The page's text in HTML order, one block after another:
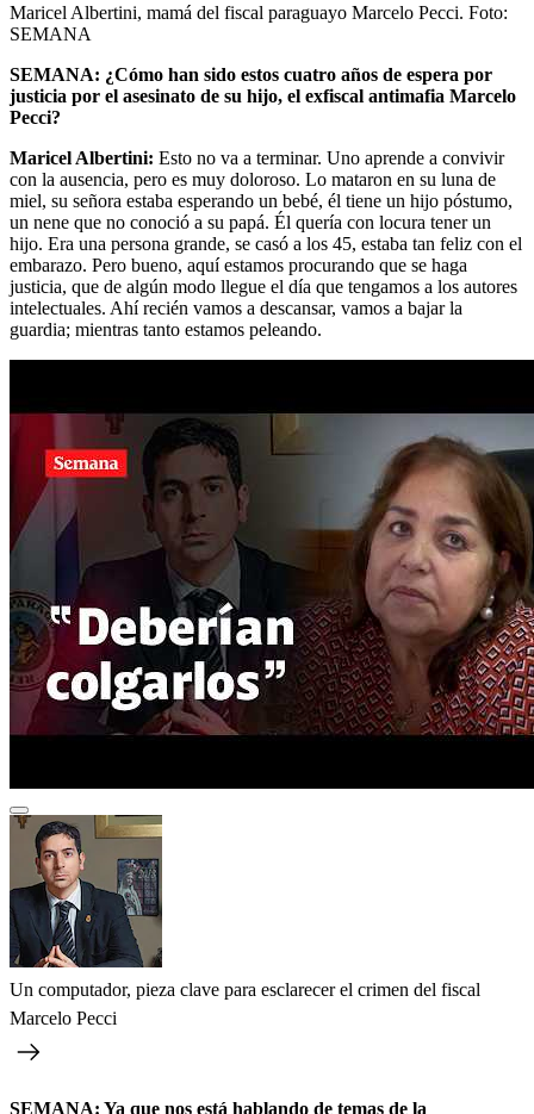
Maricel Albertini, mamá del fiscal paraguayo Marcelo Pecci. Foto:
SEMANA
SEMANA: ¿Cómo han sido estos cuatro años de espera por
justicia por el asesinato de su hijo, el exfiscal antimafia Marcelo
Pecci?
Maricel Albertini: Esto no va a terminar. Uno aprende a convivir
con la ausencia, pero es muy doloroso. Lo mataron en su luna de
miel, su señora estaba esperando un bebé, él tiene un hijo póstumo,
un nene que no conoció a su papá. Él quería con locura tener un
hijo. Era una persona grande, se casó a los 45, estaba tan feliz con el
embarazo. Pero bueno, aquí estamos procurando que se haga
justicia, que de algún modo llegue el día que tengamos a los autores
intelectuales. Ahí recién vamos a descansar, vamos a bajar la
guardia; mientras tanto estamos peleando.
Un computador, pieza clave para esclarecer el crimen del fiscal
Marcelo Pecci
SEMANA: Ya que nos está hablando de temas de la